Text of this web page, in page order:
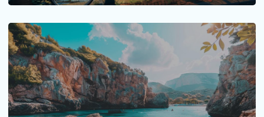
Plage Crete 2024 : notre top 6 de reve !